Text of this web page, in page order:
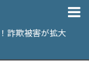
詐欺被害が拡大